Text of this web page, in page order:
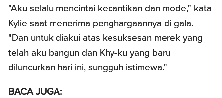
"Aku selalu mencintai kecantikan dan mode," kata
Kylie saat menerima penghargaannya di gala.
"Dan untuk diakui atas kesuksesan merek yang
telah aku bangun dan Khy-ku yang baru
diluncurkan hari ini, sungguh istimewa."
BACA JUGA: